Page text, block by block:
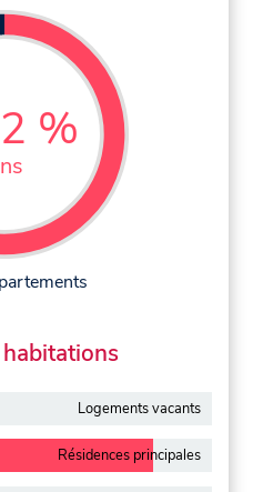
%
Logements vacants
Résidences principales